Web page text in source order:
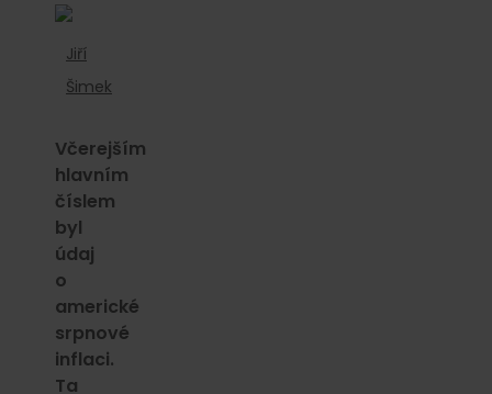
Jiří
Šimek
Včerejším
hlavním
číslem
byl
údaj
o
americké
srpnové
inflaci.
Ta